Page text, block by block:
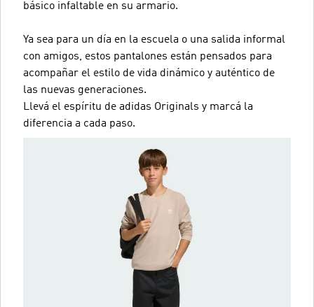
básico infaltable en su armario.
Ya sea para un día en la escuela o una salida informal
con amigos, estos pantalones están pensados para
acompañar el estilo de vida dinámico y auténtico de
las nuevas generaciones.
Llevá el espíritu de adidas Originals y marcá la
diferencia a cada paso.